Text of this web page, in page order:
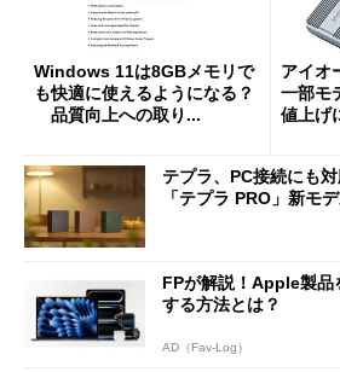
Windows 11は8GBメモリで
も快適に使えるようになる？
品質向上への取り...
アイオ
一部モ
値上げ
テプラ、PC接続にも
「テプラ PRO」新モ
FPが解説！Apple製品
する方法とは？
AD（Fav-Log）